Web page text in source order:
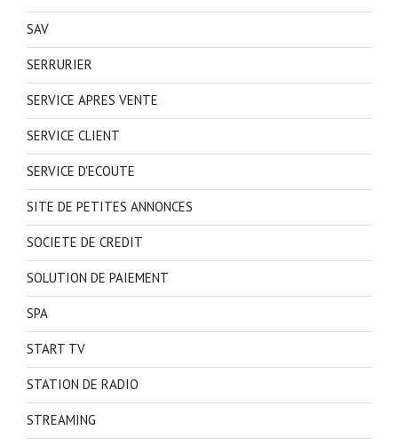
SAV
SERRURIER
SERVICE APRES VENTE
SERVICE CLIENT
SERVICE D'ECOUTE
SITE DE PETITES ANNONCES
SOCIETE DE CREDIT
SOLUTION DE PAIEMENT
SPA
START TV
STATION DE RADIO
STREAMING